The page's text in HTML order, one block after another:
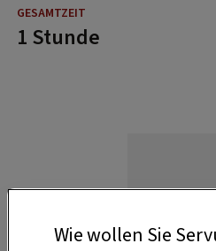
1 Stunde
Wie wollen Sie